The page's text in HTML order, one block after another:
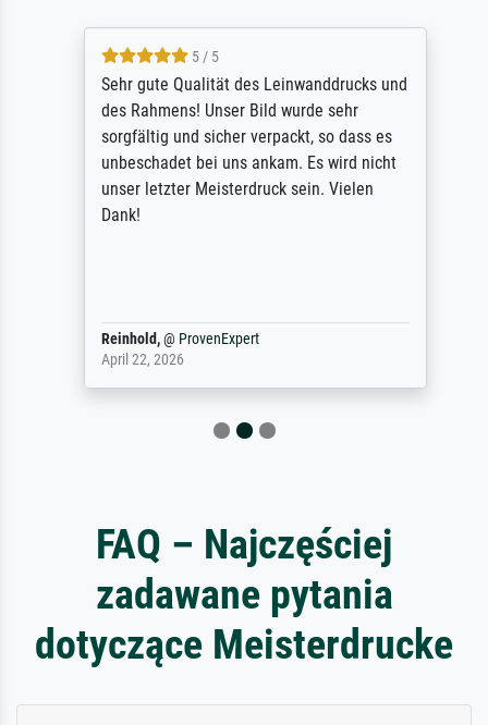
5 / 5
Sehr gute Qualität des Leinwanddrucks und
des Rahmens! Unser Bild wurde sehr
sorgfältig und sicher verpackt, so dass es
unbeschadet bei uns ankam. Es wird nicht
unser letzter Meisterdruck sein. Vielen
Dank!
Reinhold, @ProvenExpert
April 22, 2026
FAQ – Najczęściej
zadawane pytania
dotyczące Meisterdrucke